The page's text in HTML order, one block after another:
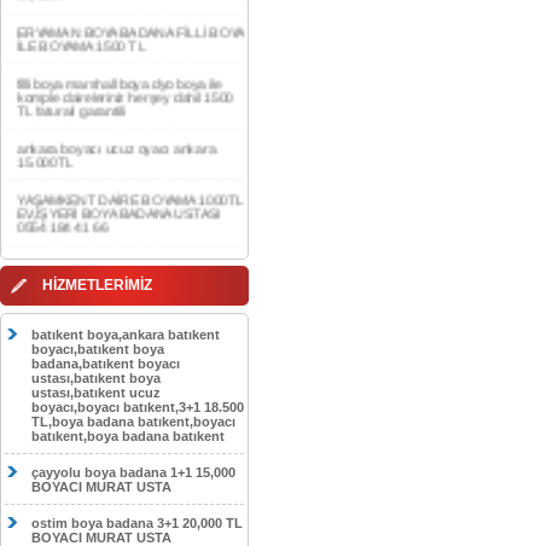
filli boya marshall boya dyo boya ile
komple daireleriniz herşey dahil 1500
ankara boyacı ucuz oyacı ankara
15.000TL
YAŞAMKENT DAİRE BOYAMA 1000TL
EV,İŞYERİ BOYA BADANA USTASI
AKDERE DAİRE BOYAMA 1000TL
EV,İŞYERİ BOYA BADANA USTASI
CEBECİ DAİRE BOYAMA 1000TL
0554 184 41 66
HASKÖY DAİRE BOYAMA 1000TL
EV,İŞYERİ BOYA BADANA USTASI
0554 184 41 66
GÖLBAŞI DAİRE BOYAMA 1000TL
EV,İŞYERİ BOYA BADANA USTASI
0554 184 41 66
SOKULLU DAİRE BOYAMA 1000TL
EV,İŞYERİ BOYA BADANA USTASI
0554 184 41 66
HİZMETLERİMİZ
batıkent boya,ankara batıkent
boyacı,batıkent boya
badana,batıkent boyacı
ustası,batıkent boya
ustası,batıkent ucuz
boyacı,boyacı batıkent,3+1 18.500
TL,boya badana batıkent,boyacı
batıkent,boya badana batıkent
çayyolu boya badana 1+1 15,000
BOYACI MURAT USTA
ostim boya badana 3+1 20,000 TL
BOYACI MURAT USTA